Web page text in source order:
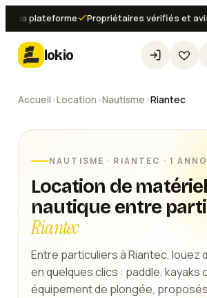
la plateforme Propriétaires vérifiés et avis
lokio
Accueil ›Location ›Nautisme ›Riantec
NAUTISME · RIANTEC · 1
Location de matériel
nautique entre
Riantec
Entre particuliers à Riantec, louez
en quelques clics : paddle, kayaks
équipement de plongée,